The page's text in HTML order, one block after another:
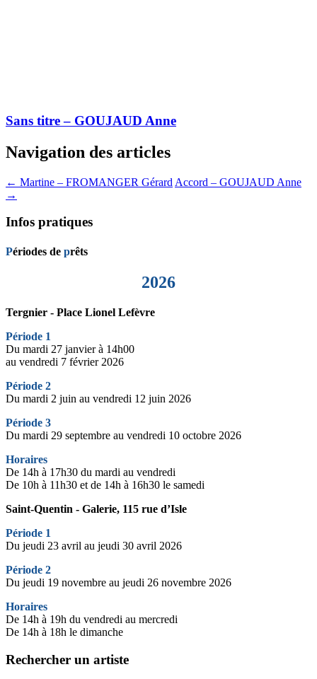
Sans titre – GOUJAUD Anne
Navigation des articles
← Martine – FROMANGER Gérard Accord – GOUJAUD Anne
→
Infos pratiques
Périodes de prêts
2026
Tergnier - Place Lionel Lefèvre
Période 1
Du mardi 27 janvier à 14h00
au vendredi 7 février 2026
Période 2
Du mardi 2 juin au vendredi 12 juin 2026
Période 3
Du mardi 29 septembre au vendredi 10 octobre 2026
Horaires
De 14h à 17h30 du mardi au vendredi
De 10h à 11h30 et de 14h à 16h30 le samedi
Saint-Quentin - Galerie, 115 rue d’Isle
Période 1
Du jeudi 23 avril au jeudi 30 avril 2026
Période 2
Du jeudi 19 novembre au jeudi 26 novembre 2026
Horaires
De 14h à 19h du vendredi au mercredi
De 14h à 18h le dimanche
Rechercher un artiste